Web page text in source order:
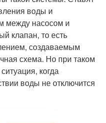
воды и
между насосом и
клапан, то есть
создаваемым
схема. Но при таком
когда
воды не отключится